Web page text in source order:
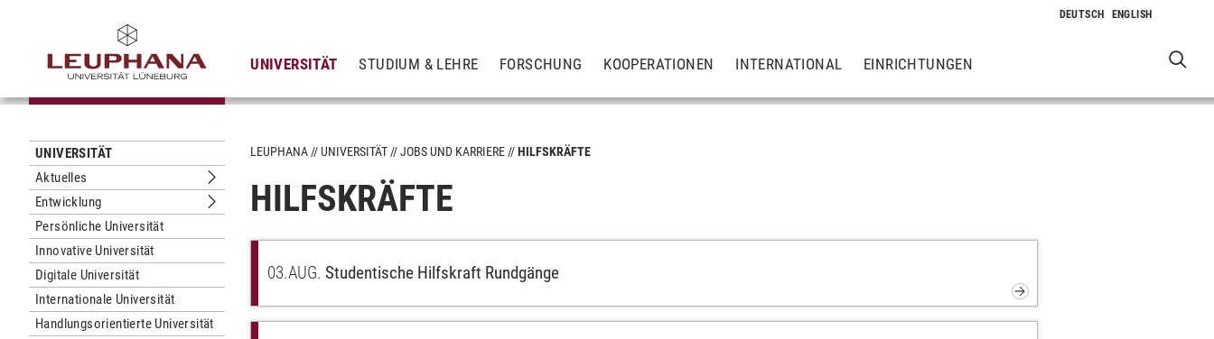
UNIVERSITÄT STUDIUM & LEHRE FORSCHUNG KOOPERATIONEN INTERNATIONAL EINRICHTUNGEN
UNIVERSITÄT
Aktuelles
Untermenu Aktuelles
Entwicklung
Untermenu Entwicklung
Persönliche Universität
Innovative Universität
Digitale Universität
Internationale Universität
Handlungsorientierte Universität
LEUPHANA UNIVERSITÄT JOBS UND KARRIERE HILFSKRÄFTE
HILFSKRÄFTE
03.AUG. Studentische Hilfskraft Rundgänge